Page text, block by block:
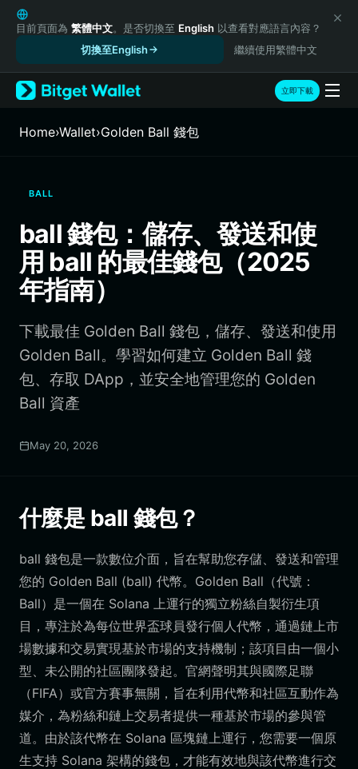
English
日本語
Русский
Español (Latinoamérica)
Türkçe
Italiano
繁體中文
Português (Portugal)
Bahasa Indonesia
ภาษาไทย
हिन्दी
Português (Brasil)
Español (Argentina)
目前頁面為 繁體中文。是否切換至 English 以查看對應語言內容？
切換至English
繼續使用繁體中文
立即下載
Home›Wallet›Golden Ball 錢包
BALL
ball 錢包：儲存、發送和使
用 ball 的最佳錢包（2025
年指南）
下載最佳 Golden Ball 錢包，儲存、發送和使用
Golden Ball。學習如何建立 Golden Ball 錢
包、存取 DApp，並安全地管理您的 Golden
Ball 資產
May 20, 2026
什麼是 ball 錢包？
ball 錢包是一款數位介面，旨在幫助您存儲、發送和管理
您的 Golden Ball (ball) 代幣。Golden Ball（代號：
Ball）是一個在 Solana 上運行的獨立粉絲自製衍生項
目，專注於為每位世界盃球員發行個人代幣，通過鏈上市
場數據和交易實現基於市場的支持機制；該項目由一個小
型、未公開的社區團隊發起。官網聲明其與國際足聯
（FIFA）或官方賽事無關，旨在利用代幣和社區互動作為
媒介，為粉絲和鏈上交易者提供一種基於市場的參與管
道。由於該代幣在 Solana 區塊鏈上運行，您需要一個原
生支持 Solana 架構的錢包，才能有效地與該代幣進行交